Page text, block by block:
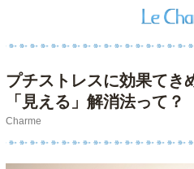
プチストレスに効果てき
「見える」解消法って？
Charme